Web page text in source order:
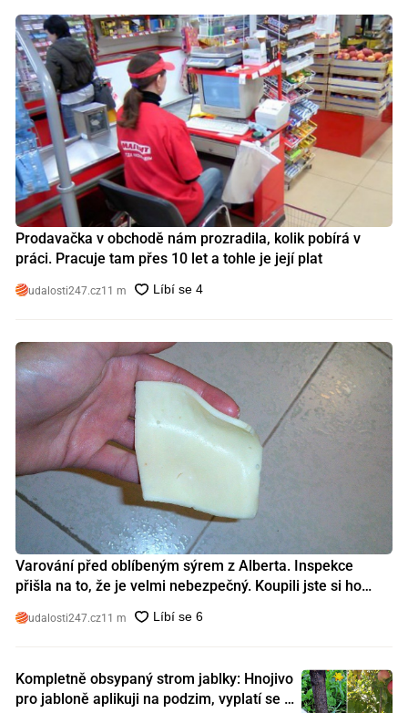
Prodavačka v obchodě nám prozradila, kolik pobírá v
práci. Pracuje tam přes 10 let a tohle je její plat
udalosti247.cz11 m
Varování před oblíbeným sýrem z Alberta. Inspekce
přišla na to, že je velmi nebezpečný. Koupili jste si ho
udalosti247.cz11 m
Kompletně obsypaný strom jablky: Hnojivo
pro jabloně aplikuji na podzim, vyplatí se s